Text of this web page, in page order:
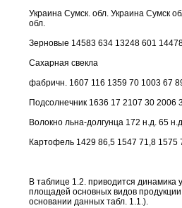
Украина Сумск. обл. Украина Сумск
обл.
Зерновые 14583 634 13248 601
Сахарная свекла
фабричн. 1607 116 1359 70 1003 67
Подсолнечник 1636 17 2107 30 2006
Волокно льна-долгунца 172 н.д. 65
Картофель 1429 86,5 1547 71,8 1575
В таблице 1.2. приводится
площадей основных видов
основании данных табл. 1.1.).